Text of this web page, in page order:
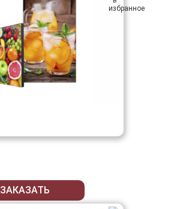
ЗАКАЗАТЬ